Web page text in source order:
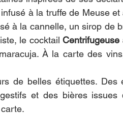
à la truffe de Meuse
à la cannelle, un sirop de
le cocktail Centrifugeuse
À la carte des
de belles étiquettes. Des
et des bières issues